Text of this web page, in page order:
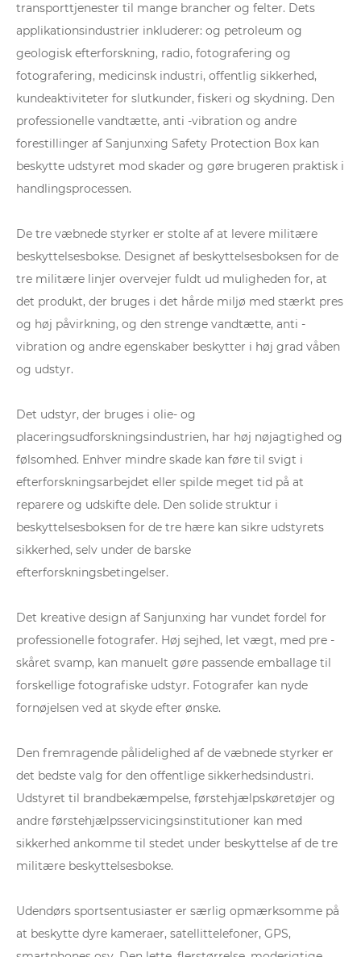
transporttjenester til mange brancher og felter. Dets
applikationsindustrier inkluderer: og petroleum og
geologisk efterforskning, radio, fotografering og
fotografering, medicinsk industri, offentlig sikkerhed,
kundeaktiviteter for slutkunder, fiskeri og skydning. Den
professionelle vandtætte, anti -vibration og andre
forestillinger af Sanjunxing Safety Protection Box kan
beskytte udstyret mod skader og gøre brugeren praktisk i
handlingsprocessen.
De tre væbnede styrker er stolte af at levere militære
beskyttelsesbokse. Designet af beskyttelsesboksen for de
tre militære linjer overvejer fuldt ud muligheden for, at
det produkt, der bruges i det hårde miljø med stærkt pres
og høj påvirkning, og den strenge vandtætte, anti -
vibration og andre egenskaber beskytter i høj grad våben
og udstyr.
Det udstyr, der bruges i olie- og
placeringsudforskningsindustrien, har høj nøjagtighed og
følsomhed. Enhver mindre skade kan føre til svigt i
efterforskningsarbejdet eller spilde meget tid på at
reparere og udskifte dele. Den solide struktur i
beskyttelsesboksen for de tre hære kan sikre udstyrets
sikkerhed, selv under de barske
efterforskningsbetingelser.
Det kreative design af Sanjunxing har vundet fordel for
professionelle fotografer. Høj sejhed, let vægt, med pre -
skåret svamp, kan manuelt gøre passende emballage til
forskellige fotografiske udstyr. Fotografer kan nyde
fornøjelsen ved at skyde efter ønske.
Den fremragende pålidelighed af de væbnede styrker er
det bedste valg for den offentlige sikkerhedsindustri.
Udstyret til brandbekæmpelse, førstehjælpskøretøjer og
andre førstehjælpsservicingsinstitutioner kan med
sikkerhed ankomme til stedet under beskyttelse af de tre
militære beskyttelsesbokse.
Udendørs sportsentusiaster er særlig opmærksomme på
at beskytte dyre kameraer, satellittelefoner, GPS,